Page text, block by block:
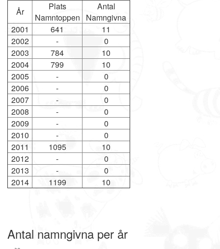
År
Plats
Namntoppen
Antal
Namngivna
2001
641
11
2002
-
0
2003
784
10
2004
799
10
2005
-
0
2006
-
0
2007
-
0
2008
-
0
2009
-
0
2010
-
0
2011
1095
10
2012
-
0
2013
-
0
2014
1199 10
Antal namngivna per år